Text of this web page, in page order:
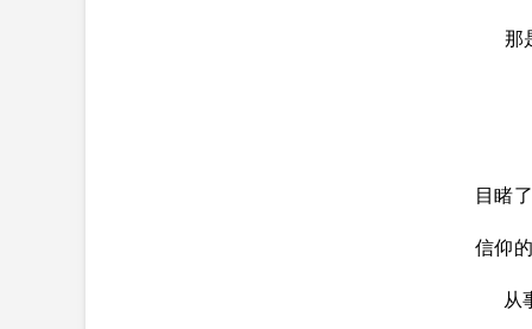
那
目睹
信仰
从